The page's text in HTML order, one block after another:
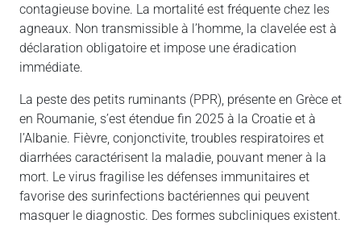
contagieuse bovine. La mortalité est fréquente chez les
agneaux. Non transmissible à l’homme, la clavelée est à
déclaration obligatoire et impose une éradication
immédiate.
La peste des petits ruminants (PPR), présente en Grèce et
en Roumanie, s’est étendue fin 2025 à la Croatie et à
l’Albanie. Fièvre, conjonctivite, troubles respiratoires et
diarrhées caractérisent la maladie, pouvant mener à la
mort. Le virus fragilise les défenses immunitaires et
favorise des surinfections bactériennes qui peuvent
masquer le diagnostic. Des formes subcliniques existent.